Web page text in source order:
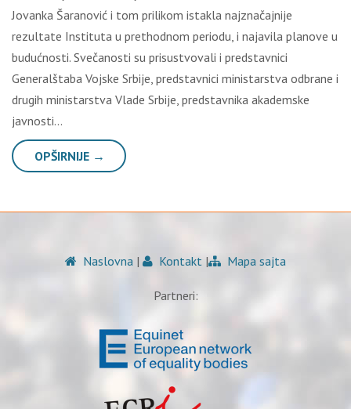
Jovanka Šaranović i tom prilikom istakla najznačajnije
rezultate Instituta u prethodnom periodu, i najavila planove u
budućnosti. Svečanosti su prisustvovali i predstavnici
Generalštaba Vojske Srbije, predstavnici ministarstva odbrane i
drugih ministarstva Vlade Srbije, predstavnika akademske
javnosti…
OPŠIRNIJE →
Naslovna | Kontakt | Mapa sajta
Partneri: